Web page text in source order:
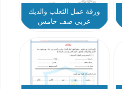
ورقة عمل الثعلب والديك
عربي صف خامس